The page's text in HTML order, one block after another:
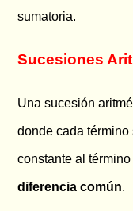
sumatoria.
Sucesiones
Una sucesión
donde cada
constante al
diferencia común.